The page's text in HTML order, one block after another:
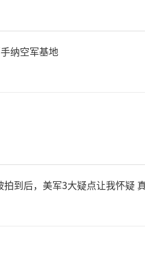
纳空军基地
到后，美军3大疑点让我怀疑